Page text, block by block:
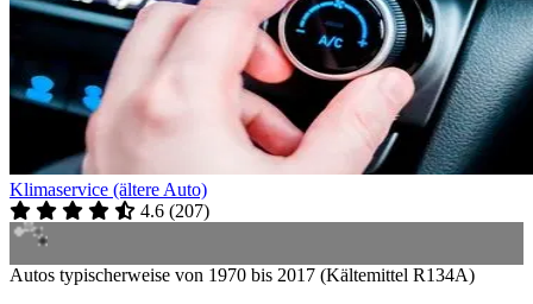
Klimaservice (ältere Auto)
4.6 (207)
Autos typischerweise von 1970 bis 2017 (Kältemittel R134A)